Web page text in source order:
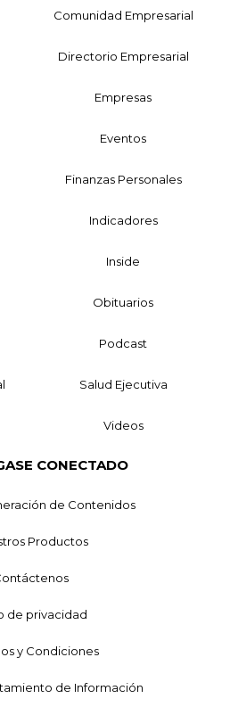
Comunidad Empresarial
Directorio Empresarial
Empresas
Eventos
Finanzas Personales
Indicadores
Inside
Obituarios
Podcast
Salud Ejecutiva
Videos
CONECTADO
de Contenidos
Productos
de privacidad
y Condiciones
de Información